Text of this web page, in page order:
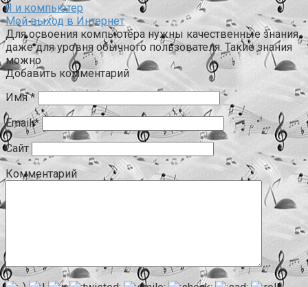
Я и компьютер
Мой выход в Интернет
Для освоения компьютера нужны качественные знания
даже для уровня обычного пользователя. Такие знания
можно
Добавить комментарий
Имя*
Email*
Сайт
Комментарий